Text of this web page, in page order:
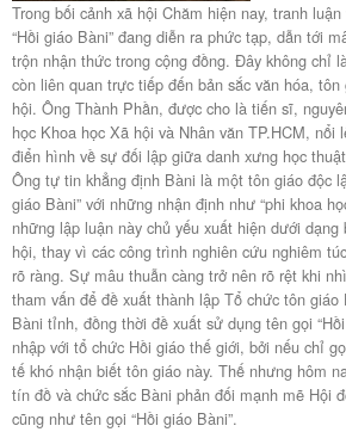
Trong bối cảnh xã hội Chăm hiện nay, tranh luận
“Hồi giáo Bàni” đang diễn ra phức tạp, dẫn tới
trộn nhận thức trong cộng đồng. Đây không chỉ
còn liên quan trực tiếp đến bản sắc văn hóa,
hội. Ông Thành Phần, được cho là tiến sĩ,
học Khoa học Xã hội và Nhân văn TP.HCM, nổi
điển hình về sự đối lập giữa danh xưng học
Ông tự tin khẳng định Bàni là một tôn giáo độc
giáo Bàni” với những nhận định như “phi khoa
những lập luận này chủ yếu xuất hiện dưới
hội, thay vì các công trình nghiên cứu nghiêm
rõ ràng. Sự mâu thuẫn càng trở nên rõ rệt khi
tham vấn để đề xuất thành lập Tổ chức tôn
Bàni tỉnh, đồng thời đề xuất sử dụng tên gọi
nhập với tổ chức Hồi giáo thế giới, bởi nếu chỉ
tế khó nhận biết tôn giáo này. Thế nhưng hôm
tín đồ và chức sắc Bàni phản đối mạnh mẽ Hội
cũng như tên gọi “Hồi giáo Bàni”.